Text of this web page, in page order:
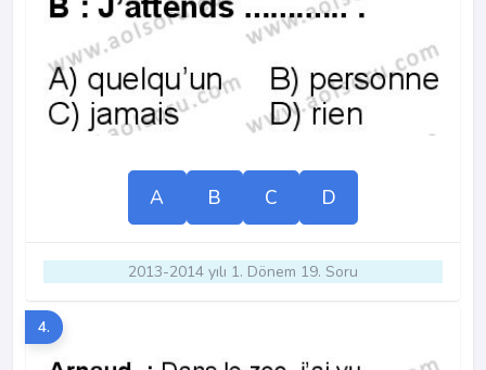
A B C D
2013-2014 yılı 1. Dönem 19. Soru
4.